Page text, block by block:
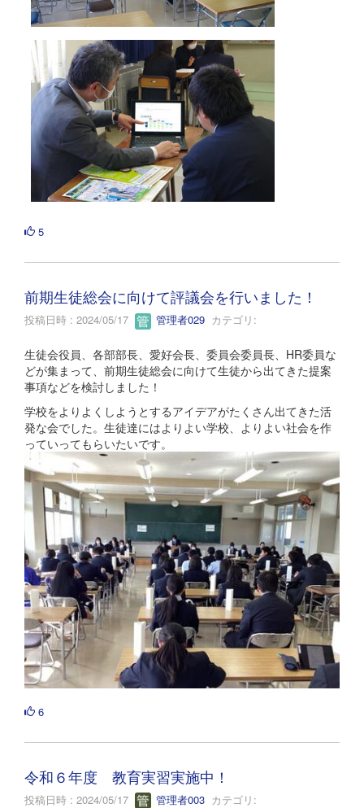
5
前期生徒総会に向けて評議会を行いました！
投稿日時 : 2024/05/17 管理者029 カテゴリ:
生徒会役員、各部部長、愛好会長、委員会委員長、HR委員な
どが集まって、前期生徒総会に向けて生徒から出てきた提案
事項などを検討しました！
学校をよりよくしようとするアイデアがたくさん出てきた活
発な会でした。生徒達にはよりよい学校、よりよい社会を作
っていってもらいたいです。
6
令和６年度 教育実習実施中！
投稿日時 : 2024/05/17 管理者003 カテゴリ: